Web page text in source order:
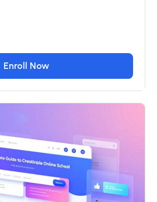
Enroll Now